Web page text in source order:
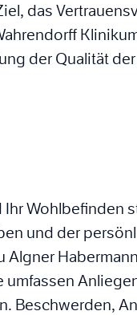
das
der Qualität
Wohlbefinden
und der
Algner
Beschwerden,